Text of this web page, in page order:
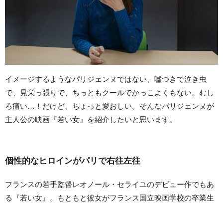
イメージするようなパリジェンヌではない、嘘つきで泣き虫
で、見栄っ張りで、ちっともクールでかっこよくもない。むし
ろ痛い…！だけど、ちょっと愛おしい。そんなパリジェンヌが
主人公の映画『若い女』を紹介したいと思います。
個性的なヒロインがパリで右往左往
フランスの若手監督レオノール・セライユのデビュー作でもあ
る『若い女』。もともと彼女がフランス国立映画学校の卒業生